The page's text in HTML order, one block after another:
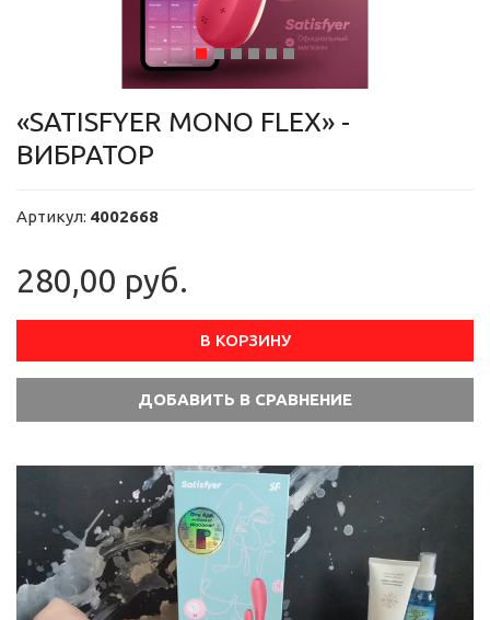
«SATISFYER MONO FLEX» -
ВИБРАТОР
Артикул: 4002668
280,00 руб.
В КОРЗИНУ